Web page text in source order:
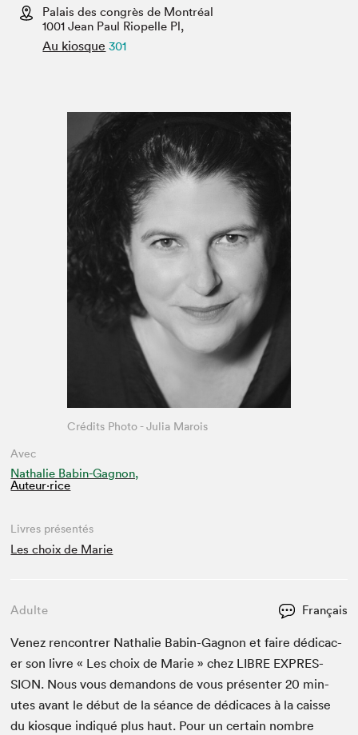
Espace enseignant·e·s
Espace pro
Palais des congrès de Montréal
1001 Jean Paul Riopelle Pl,
Au kiosque 301
Avec
Nathalie Babin-Gagnon,
Auteur·rice
Crédits Photo - Julia Marois
Livres présentés
Les choix de Marie
Adulte Français
Venez ren­con­tr­er Nathalie Babin-Gagnon et faire dédi­cac­
er son livre « Les choix de Marie » chez LIBRE EXPRES­
SION. Nous vous deman­dons de vous présen­ter20 min­
utes avant le début de la séance de dédi­caces à la caisse
du kiosque indiqué plus haut. Pour un cer­tain nom­bre